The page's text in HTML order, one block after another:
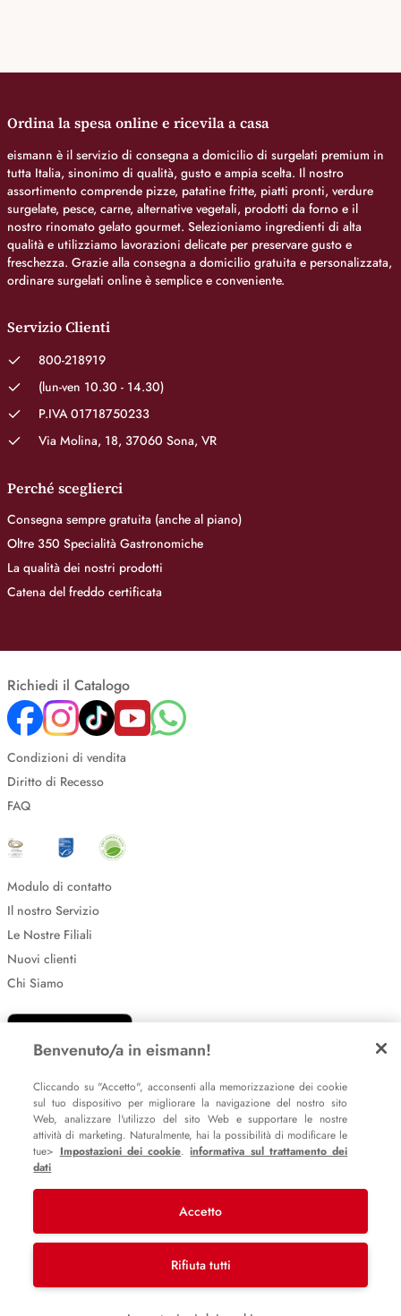
Ordina la spesa online e ricevila a casa
eismann è il servizio di consegna a domicilio di surgelati premium in
tutta Italia, sinonimo di qualità, gusto e ampia scelta. Il nostro
assortimento comprende pizze, patatine fritte, piatti pronti, verdure
surgelate, pesce, carne, alternative vegetali, prodotti da forno e il
nostro rinomato gelato gourmet. Selezioniamo ingredienti di alta
qualità e utilizziamo lavorazioni delicate per preservare gusto e
freschezza. Grazie alla consegna a domicilio gratuita e personalizzata,
ordinare surgelati online è semplice e conveniente.
Servizio Clienti
800-218919
(lun-ven 10.30 - 14.30)
P.IVA 01718750233
Via Molina, 18, 37060 Sona, VR
Perché sceglierci
Consegna sempre gratuita (anche al piano)
Oltre 350 Specialità Gastronomiche
La qualità dei nostri prodotti
Catena del freddo certificata
Richiedi il Catalogo
Condizioni di vendita
Diritto di Recesso
FAQ
Modulo di contatto
Il nostro Servizio
Le Nostre Filiali
Nuovi clienti
Chi Siamo
Impostazione dei cookie
Informative sulla privacy
Policy Whistleblowing
Benvenuto/a in eismann!
Cliccando su "Accetto", acconsenti alla memorizzazione dei cookie
sul tuo dispositivo per migliorare la navigazione del nostro sito
Web, analizzare l'utilizzo del sito Web e supportare le nostre
attività di marketing. Naturalmente, hai la possibilità di modificare le
tue> Impostazioni dei cookie.informativa sul trattamento dei
dati
Accetto
Rifiuta tutti